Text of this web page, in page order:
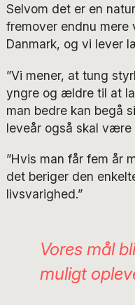
Selvom det er en
fremover endnu
Danmark, og vi lever
”Vi mener, at tung
yngre og ældre til at
man bedre kan begå
leveår også skal
”Hvis man får fem år
det beriger den
livsvarighed.”
Vores mål
muligt